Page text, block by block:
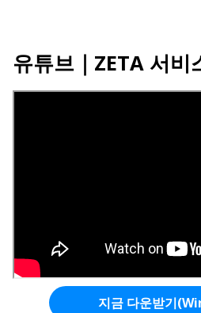
유튜브｜ZETA 서비
지금 다운받기